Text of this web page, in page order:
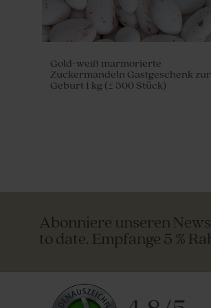
Gold-weiß marmorierte
Zuckermandeln Gastgeschenk zur
Geburt 1 kg (± 300 Stück)
Abonniere unseren
to date. Empfange 5 %